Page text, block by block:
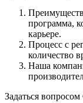
программа,
карьере.
Процесс с
количество
Наша
Задаться